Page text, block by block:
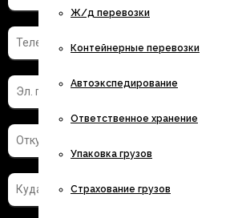
Ж/д перевозки
Контейнерные перевозки
Автоэкспедирование
Ответственное хранение
Упаковка грузов
Страхование грузов